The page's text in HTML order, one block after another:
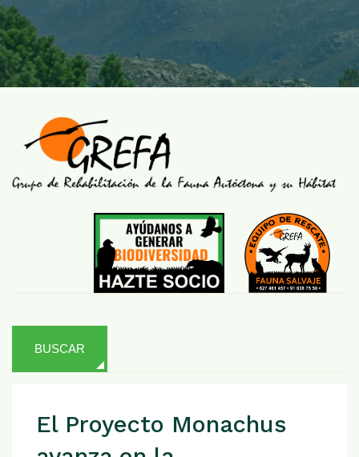
BUSCAR
El Proyecto Monachus